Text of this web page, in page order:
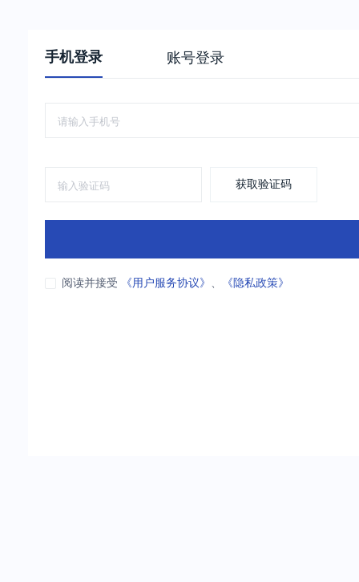
手机登录 账号登录
获取验证码
阅读并接受 《用户服务协议》 、 《隐私政策》